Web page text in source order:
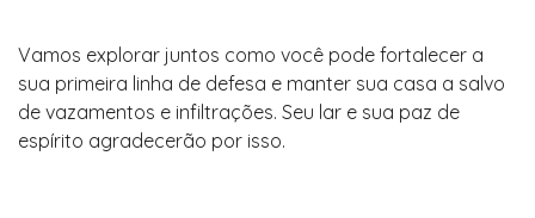
Vamos explorar juntos como você pode fortalecer a
sua primeira linha de defesa e manter sua casa a salvo
de vazamentos e infiltrações. Seu lar e sua paz de
espírito agradecerão por isso.